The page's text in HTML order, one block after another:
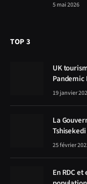
5 mai 2026
TOP 3
UK
Pandemic
19 janvier
La
25 février
En RDC